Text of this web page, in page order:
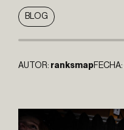
BLOG
AUTOR: ranksmapFECHA: